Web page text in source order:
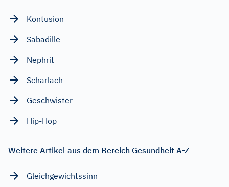
Kontusion
Sabadille
Nephrit
Scharlach
Geschwister
Hip-Hop
Weitere Artikel aus dem Bereich Gesundheit A-Z
Gleichgewichtssinn